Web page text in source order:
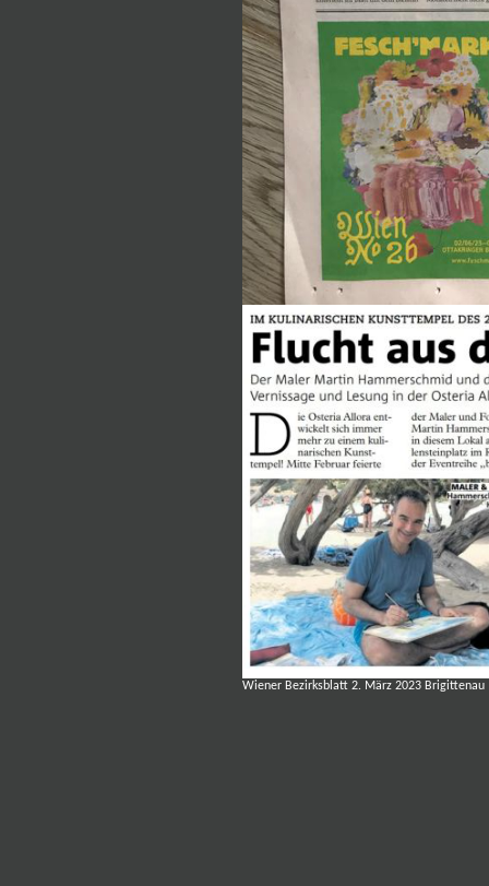
Wiener Bezirksblatt 2. März 2023 Brigittenau